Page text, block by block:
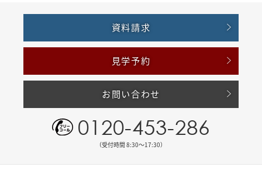
資料請求
見学予約
お問い合わせ
0120-453-286
（受付時間 8:30〜17:30）